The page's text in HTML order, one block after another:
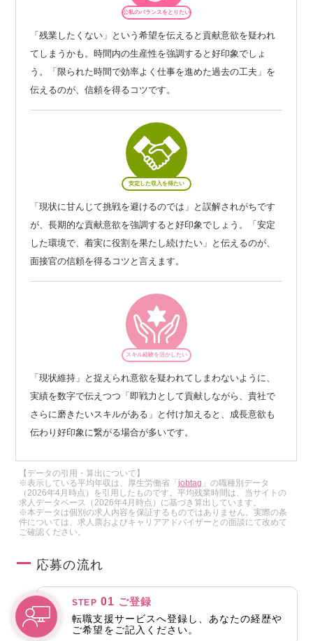
公私のバランスをとりたい
「残業したくない」という希望を伝えると貢献意欲を疑われ
てしまうかも。時間内の生産性を強調すると好印象でしょ
う。「限られた時間で効率よく仕事を進めた過去の工夫」を
伝えるのが、信頼を得るコツです。
安定した収入を得たい
「現状に甘んじて挑戦を避けるのでは」と誤解されがちです
が、長期的な貢献意欲を強調すると好印象でしょう。「安定
した環境で、着実に役割を果たし続けたい」と伝えるのが、
面接官の信頼を得るコツと言えます。
スキル経験を活かしたい
「現状維持」と捉えられ意欲を疑われてしまわないように、
実績を数字で伝えつつ「即戦力として貢献しながら、貴社で
さらに磨きたいスキルがある」と付け加えると、成長意欲も
伝わり好印象に繋がる場合が多いです。
【データの引用・算出について】
※表示している平均年収は、厚生労働省「jobtag 」の職種別データ
（2026年4月時点）を引用したものです。平均残業時間は、当サイトの
求人データベース（2026年4月時点）に基づき算出しています。
※本データは個別の求人内容を保証するものではありません。実際の条
件については、求人票およびキャリアアドバイザーとの面談にて改めて
ご確認ください。
応募の流れ
STEP 01 ご登録
転職支援サービスへ登録し、あなたの経歴や
ご希望をご記入ください。